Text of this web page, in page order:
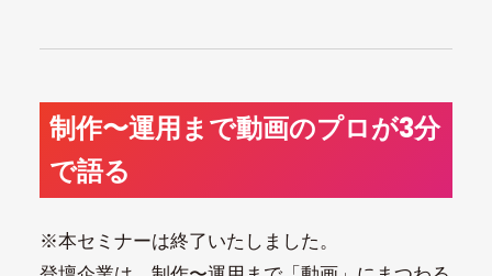
制作〜運用まで動画のプロが3分
で語る
※本セミナーは終了いたしました。